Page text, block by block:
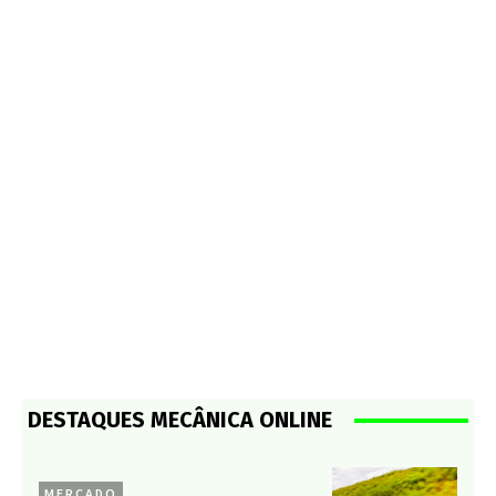
DESTAQUES MECÂNICA ONLINE